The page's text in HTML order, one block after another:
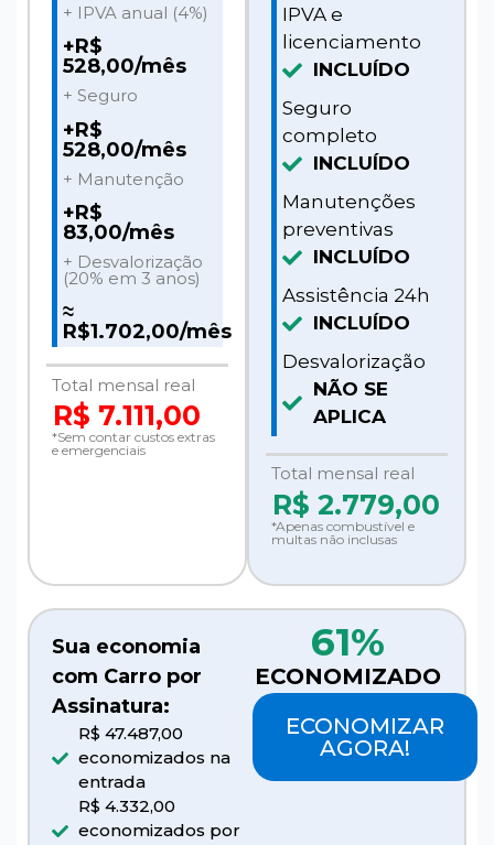
+ IPVA anual (4%)
+R$
528,00/mês
+ Seguro
+R$
528,00/mês
+ Manutenção
+R$
83,00/mês
+ Desvalorização
(20% em 3 anos)
≈
R$1.702,00/mês
Total mensal real
R$ 7.111,00
*Sem contar custos extras
e emergenciais
IPVA e
licenciamento
INCLUÍDO
Seguro
completo
INCLUÍDO
Manutenções
preventivas
INCLUÍDO
Assistência 24h
INCLUÍDO
Desvalorização
NÃO SE
APLICA
Total mensal real
R$ 2.779,00
*Apenas combustível e
multas não inclusas
Sua economia
com Carro por
Assinatura:
R$ 47.487,00
economizados na
entrada
R$ 4.332,00
economizados por
61%
ECONOMIZADO
ECONOMIZAR
AGORA!